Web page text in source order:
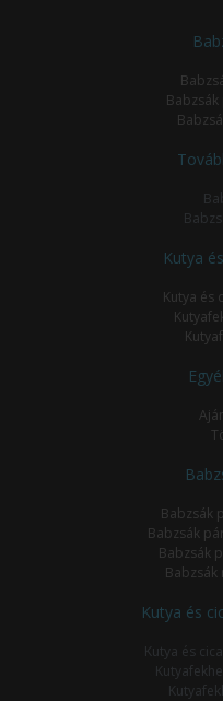
Kutya
Kutya és
Babzsák
Babzsák
Babzsák
Babzsák
Kutya és
Kutya és